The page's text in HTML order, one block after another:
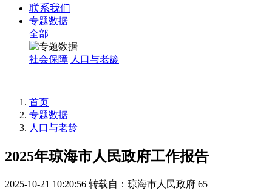
联系我们
专题数据
全部
社会保障 人口与老龄
首页
专题数据
人口与老龄
2025年琼海市人民政府工作报告
2025-10-21 10:20:56 转载自：琼海市人民政府 65